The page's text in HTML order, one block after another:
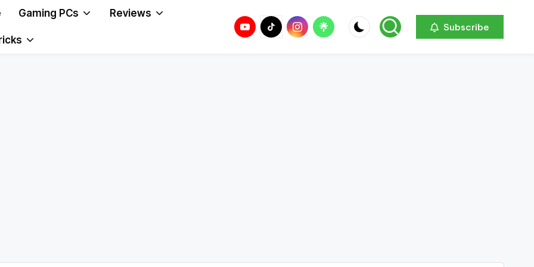
Gaming PCs Reviews
Youtube
Tik
Tok
Instagram
Linktree Subscribe